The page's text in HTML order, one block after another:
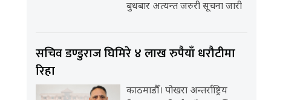
बुधबार अत्यन्त जरुरी सूचना जारी
सचिव डण्डुराज घिमिरे ४ लाख रुपैयाँ धरौटीमा
रिहा
काठमाडौँ। पोखरा अन्तर्राष्ट्रिय